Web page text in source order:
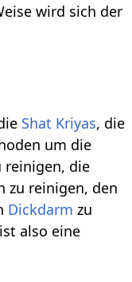
wird sich der
Shat Kriyas, die
um die
reinigen, die
zu reinigen, den
Dickdarm zu
also eine